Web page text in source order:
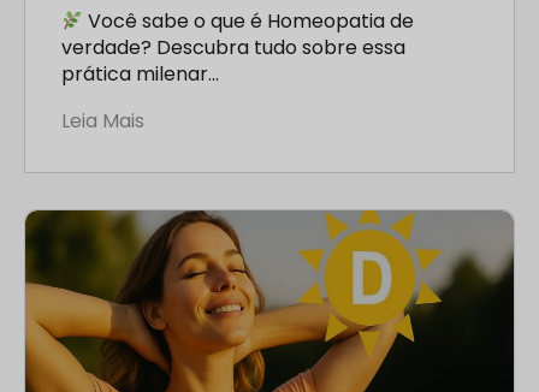
Você sabe o que é Homeopatia de
verdade? Descubra tudo sobre essa
prática milenar…
Leia Mais